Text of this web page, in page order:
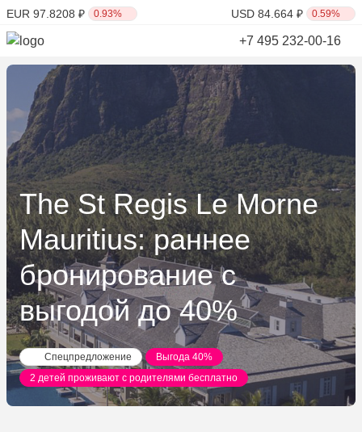
EUR 97.8208 ₽ 0.93% USD 84.664 ₽ 0.59%
+7 495 232-00-16
The St Regis Le Morne
Mauritius: раннее
бронирование с
выгодой до 40%
Спецпредложение
Выгода 40%
2 детей проживают с родителями бесплатно